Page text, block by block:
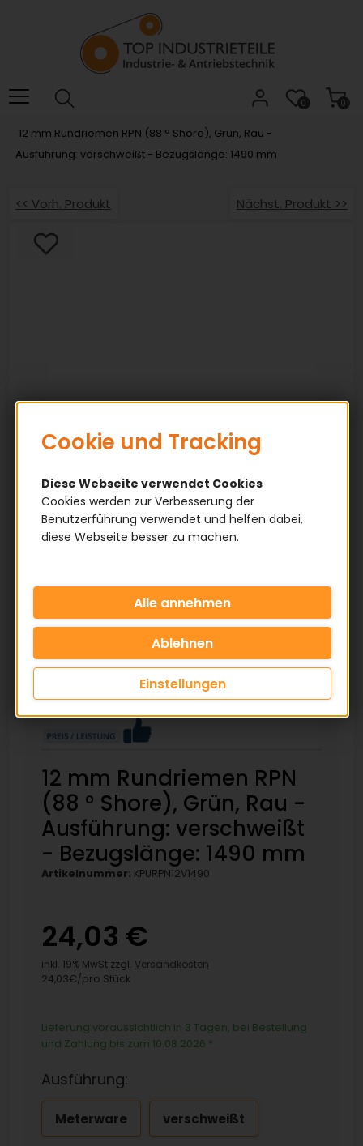
das
Barrierefreiheitsmenü
0
0
12 mm Rundriemen RPN (88 ° Shore), Grün, Rau -
Ausführung: verschweißt - Bezugslänge: 1490 mm
<< Vorh. Produkt Nächst. Produkt >>
12 mm Rundriemen RPN
(88 ° Shore), Grün, Rau -
Ausführung: verschweißt
- Bezugslänge: 1490 mm
Artikelnummer: KPURPN12V1490
24,03 €
inkl. 19% MwSt zzgl. Versandkosten
24,03€/pro Stück
Lieferung voraussichtlich in 3 Tagen, bei Bestellung
und Zahlung bis zum 10.08.2026 *
Ausführung:
Meterware verschweißt
Cookie und Tracking
Diese Webseite verwendet Cookies
Cookies werden zur Verbesserung der
Benutzerführung verwendet und helfen dabei,
diese Webseite besser zu machen.
Einstellungen